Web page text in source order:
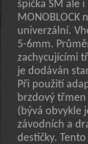
špička SM ale
univerzální.
5-6mm.
zachycujícími
je dodáván
Při použití
brzdový
(bývá obvykle
závodních a
destičky.